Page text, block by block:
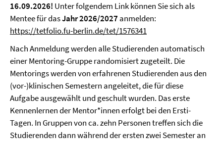
16.09.2026! Unter folgendem Link können Sie sich als
Mentee für dasJahr 2026/2027 anmelden:
https://tetfolio.fu-berlin.de/tet/1576341
Nach Anmeldung werden alle Studierenden automatisch
einer Mentoring-Gruppe randomisiert zugeteilt. Die
Mentorings werden von erfahrenen Studierenden aus den
(vor-)klinischen Semestern angeleitet, die für diese
Aufgabe ausgewählt und geschult wurden. Das erste
Kennenlernen der Mentor*innen erfolgt bei den Ersti-
Tagen. In Gruppen von ca. zehn Personen treffen sich die
Studierenden dann während der ersten zwei Semester an